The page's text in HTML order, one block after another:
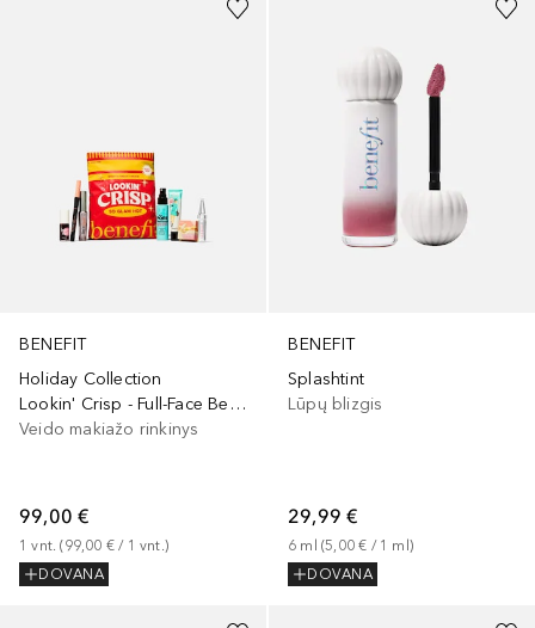
BENEFIT
Holiday Collection
Lookin' Crisp - Full-Face Beauty Set
Veido makiažo rinkinys
99,00 €
1 vnt. (99,00 € / 1 vnt.)
DOVANA
BENEFIT
Splashtint
Lūpų blizgis
29,99 €
6 ml (5,00 € / 1 ml )
DOVANA